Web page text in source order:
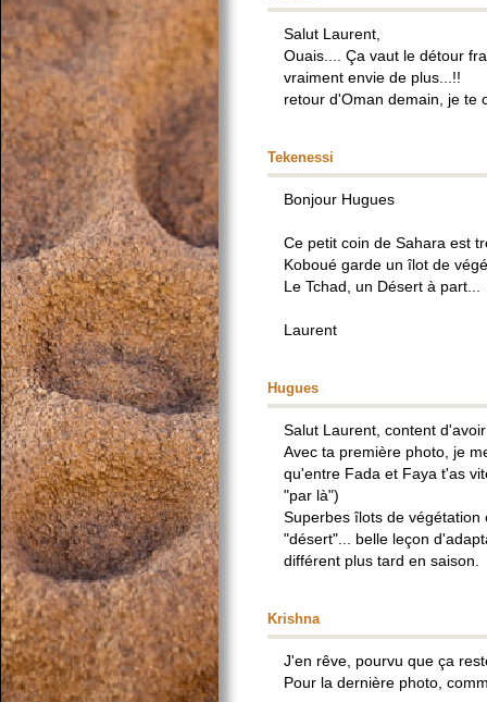
Salut Laurent,
Ouais.... Ça vaut le détour
vraiment envie de plus...!!
retour d'Oman demain, je te
Tekenessi
Bonjour Hugues
Ce petit coin de Sahara est
Koboué garde un îlot de
Le Tchad, un Désert à part...
Laurent
Hugues
Salut Laurent, content
Avec ta première photo, je
qu'entre Fada et Faya t'as
"par là")
Superbes îlots de
"désert"... belle leçon
différent plus tard en saison.
Krishna
J'en rêve, pourvu que ça
Pour la dernière photo,